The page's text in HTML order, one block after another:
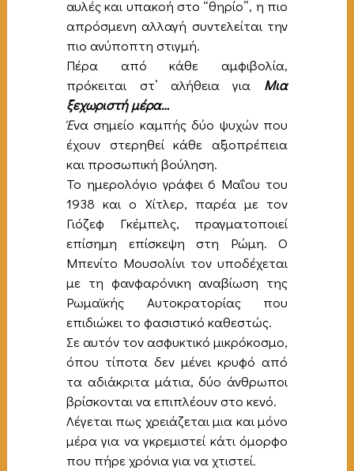
αυλές και υπακοή στο “θηρίο”, η πιο
απρόσμενη αλλαγή συντελείται την
πιο ανύποπτη στιγμή.
Πέρα από κάθε αμφιβολία,
πρόκειται στ’ αλήθεια για Μια
ξεχωριστή μέρα…
Ένα σημείο καμπής δύο ψυχών που
έχουν στερηθεί κάθε αξιοπρέπεια
και προσωπική βούληση.
Το ημερολόγιο γράφει 6 Μαΐου του
1938 και ο Χίτλερ, παρέα με τον
Γιόζεφ Γκέμπελς, πραγματοποιεί
επίσημη επίσκεψη στη Ρώμη. Ο
Μπενίτο Μουσολίνι τον υποδέχεται
με τη φανφαρόνικη αναβίωση της
Ρωμαϊκής Αυτοκρατορίας που
επιδιώκει το φασιστικό καθεστώς.
Σε αυτόν τον ασφυκτικό μικρόκοσμο,
όπου τίποτα δεν μένει κρυφό από
τα αδιάκριτα μάτια, δύο άνθρωποι
βρίσκονται να επιπλέουν στο κενό.
Λέγεται πως χρειάζεται μια και μόνο
μέρα για να γκρεμιστεί κάτι όμορφο
που πήρε χρόνια για να χτιστεί.